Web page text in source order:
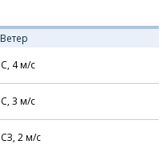
Ветер
С, 4м/с
С, 3 м/с
СЗ, 2м/с